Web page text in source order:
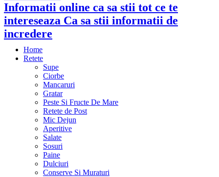
Informatii online ca sa stii tot ce te
intereseaza Ca sa stii informatii de
incredere
Home
Retete
Supe
Ciorbe
Mancaruri
Gratar
Peste Si Fructe De Mare
Retete de Post
Mic Dejun
Aperitive
Salate
Sosuri
Paine
Dulciuri
Conserve Si Muraturi